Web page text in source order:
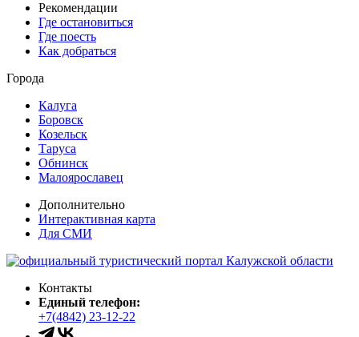
Рекомендации
Где остановиться
Где поесть
Как добраться
Города
Калуга
Боровск
Козельск
Таруса
Обнинск
Малоярославец
Дополнительно
Интерактивная карта
Для СМИ
Контакты
Единый телефон:
+7(4842) 23-12-22